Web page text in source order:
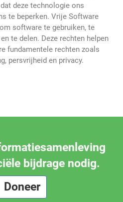
deze technologie ons
te beperken. Vrije Software
software te gebruiken, te
te delen. Deze rechten helpen
fundamentele rechten zoals
persvrijheid en privacy.
bijdrage nodig.
Doneer